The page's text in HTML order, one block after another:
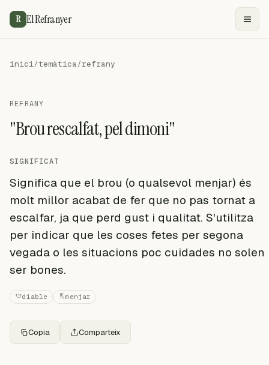
R El Refranyer
inici/temàtica/refrany
REFRANY
"Brou rescalfat, pel dimoni"
SIGNIFICAT
Significa que el brou (o qualsevol menjar) és
molt millor acabat de fer que no pas tornat a
escalfar, ja que perd gust i qualitat. S'utilitza
per indicar que les coses fetes per segona
vegada o les situacions poc cuidades no solen
ser bones.
diable menjar
Copia Comparteix